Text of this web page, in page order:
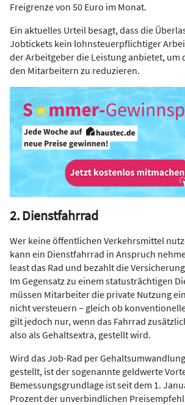
Freigrenze von 50 Euro im Monat.
Ein aktuelles Urteil besagt, dass die
Jobtickets kein lohnsteuerpflichtiger
der Arbeitgeber die Leistung anbietet, um
den Mitarbeitern zu reduzieren.
2. Dienstfahrrad
Wer keine öffentlichen Verkehrsmittel
kann ein Dienstfahrrad in Anspruch
least das Rad und bezahlt die
Im Gegensatz zu einem statusträchtigen
müssen Mitarbeiter die private Nutzung
nicht versteuern – gleich ob
gilt jedoch nur, wenn das Fahrrad
also als Gehaltsextra, gestellt wird.
Wird das Job-Rad per
gestellt, ist der sogenannte geldwerte
Bemessungsgrundlage ist seit dem 1.
Prozent der unverbindlichen